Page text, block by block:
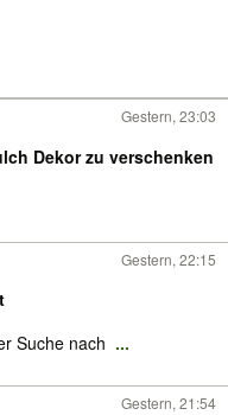
Gestern, 23:03
Dekor zu verschenken
Gestern, 22:15
Suche nach ...
Gestern, 21:54